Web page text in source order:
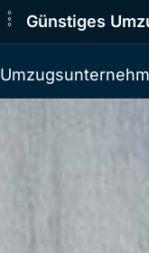
Günstiges